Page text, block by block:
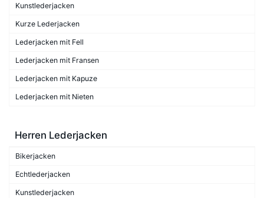
Kunstlederjacken
Kurze Lederjacken
Lederjacken mit Fell
Lederjacken mit Fransen
Lederjacken mit Kapuze
Lederjacken mit Nieten
Herren Lederjacken
Bikerjacken
Echtlederjacken
Kunstlederjacken